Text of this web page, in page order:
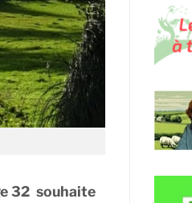
32 souhaite